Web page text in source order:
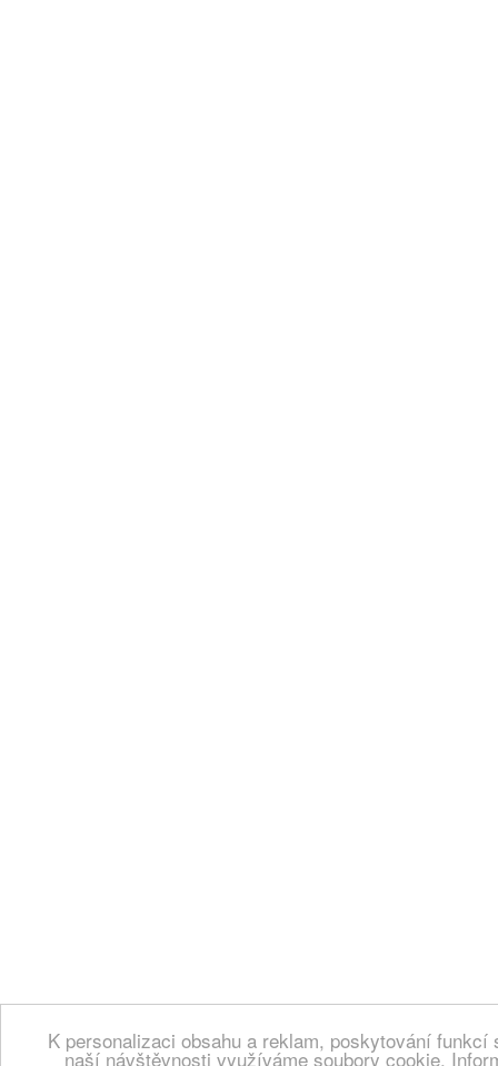
K personalizaci obsahu a reklam, poskytování
naší návštěvnosti využíváme soubory cookie.